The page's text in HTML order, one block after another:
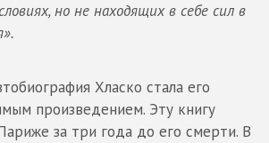
но не находящих в себе сил в
Хласко стала его
произведением. Эту книгу
за три года до его смерти. В